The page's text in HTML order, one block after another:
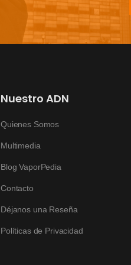
Nuestro ADN
Quienes Somos
Multimedia
Blog VaporPedia
Contacto
Déjanos una Reseña
Políticas de Privacidad